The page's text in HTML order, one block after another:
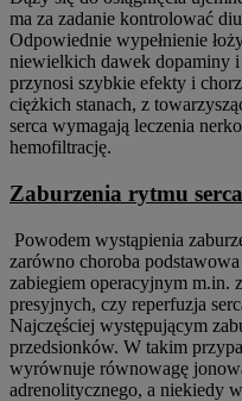
ma za zadanie kontrolować
Odpowiednie wypełnienie
niewielkich dawek dopaminy
przynosi szybkie efekty i
ciężkich stanach, z
serca wymagają leczenia
hemofiltrację.
Zaburzenia rytmu serca
Powodem wystąpienia
zarówno choroba
zabiegiem operacyjnym m.in.
presyjnych, czy reperfuzja
Najczęściej występującym
przedsionków. W takim
wyrównuje równowagę
adrenolitycznego, a niekiedy